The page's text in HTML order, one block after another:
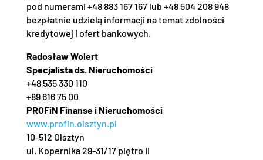
pod numerami +48 883 167 167 lub +48 504 208 948
bezpłatnie udzielą informacji na temat zdolności
kredytowej i ofert bankowych.
Radosław Wolert
Specjalista ds. Nieruchomości
+48 535 330 110
+89 616 75 00
PROFiN Finanse i Nieruchomości
www.profin.olsztyn.pl
10-512 Olsztyn
ul. Kopernika 29-31/17 piętro II